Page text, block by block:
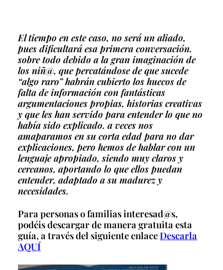
El tiempo en este caso, no será un aliado,
pues dificultará esa primera conversación.
sobre todo debido a la gran imaginación de
los niñ@, que percatándose de que sucede
“algo raro” habrán cubierto los huecos de
falta de información con fantásticas
argumentaciones propias, historias creativas
y que les han servido para entender lo que no
había sido explicado. a veces nos
amaparamos en su corta edad para no dar
explicaciones, pero hemos de hablar con un
lenguaje apropiado, siendo muy claros y
cercanos, aportando lo que ellos puedan
entender, adaptado a su madurez y
necesidades.
Para personas o familias interesad@s,
podéis descargar de manera gratuita esta
guía, a través del siguiente enlaceDescarla
AQUÍ